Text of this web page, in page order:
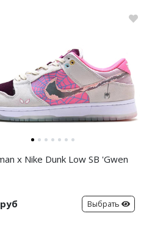
x Nike Dunk Low SB 'Gwen
Выбрать